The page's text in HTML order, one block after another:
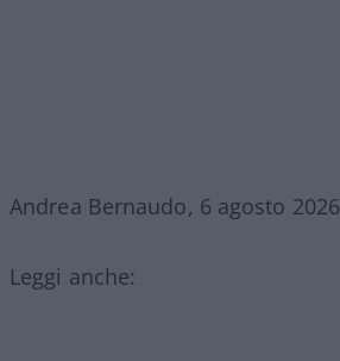
Andrea Bernaudo, 6 agosto 2026
Leggi anche: